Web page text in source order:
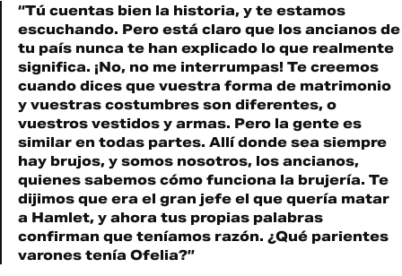
“Tú cuentas bien la historia, y te estamos
escuchando. Pero está claro que los ancianos de
tu país nunca te han explicado lo que realmente
significa. ¡No, no me interrumpas! Te creemos
cuando dices que vuestra forma de matrimonio
y vuestras costumbres son diferentes, o
vuestros vestidos y armas. Pero la gente es
similar en todas partes. Allí donde sea siempre
hay brujos, y somos nosotros, los ancianos,
quienes sabemos cómo funciona la brujería. Te
dijimos que era el gran jefe el que quería matar
a Hamlet, y ahora tus propias palabras
confirman que teníamos razón. ¿Qué parientes
varones tenía Ofelia?”